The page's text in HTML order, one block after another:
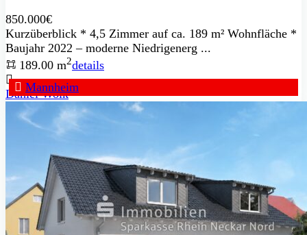
Mannheim
850.000€
Kurzüberblick * 4,5 Zimmer auf ca. 189 m² Wohnfläche *
Baujahr 2022 – moderne Niedrigenerg ...
189.00 m2details
Daniel Wolk